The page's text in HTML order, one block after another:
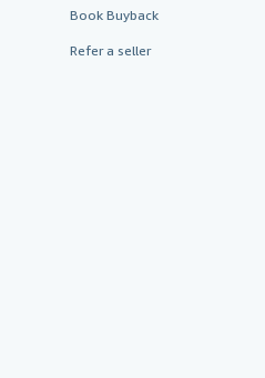
Book Buyback
Refer a seller